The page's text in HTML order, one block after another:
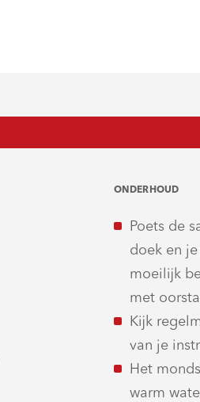
ONDERHOUD
Poets de
doek en
moeilijk
met
Kijk
van je
Het
warm